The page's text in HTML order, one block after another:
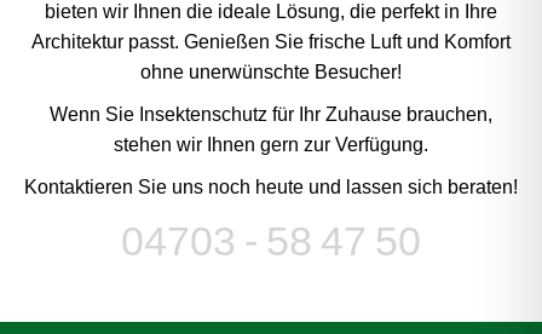
bieten wir Ihnen die ideale Lösung, die perfekt in Ihre
Architektur passt. Genießen Sie frische Luft und Komfort
ohne unerwünschte Besucher!
Wenn Sie Insektenschutz für Ihr Zuhause brauchen,
stehen wir Ihnen gern zur Verfügung.
Kontaktieren Sie uns noch heute und lassen sich beraten!
04703 - 58 47 50